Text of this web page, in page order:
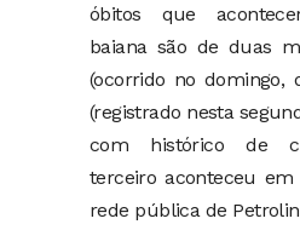
óbitos que
baiana são de duas
(ocorrido no domingo,
(registrado nesta
com histórico de
terceiro aconteceu
rede pública de